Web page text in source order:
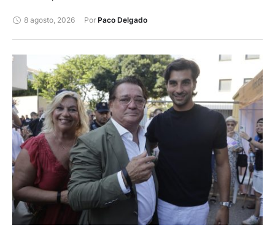
8 agosto, 2026 Por Paco Delgado